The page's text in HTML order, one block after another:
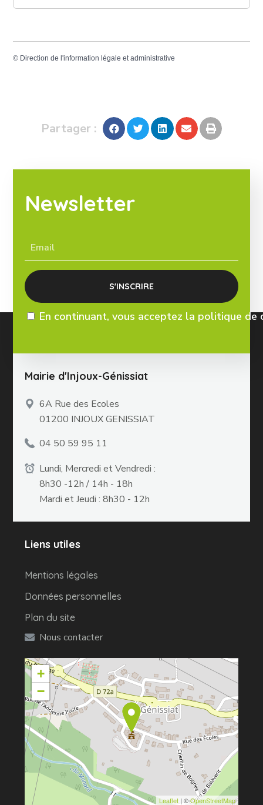
© Direction de l'information légale et administrative
Partager :
Newsletter
En continuant, vous acceptez la politique
Mairie d'Injoux-Génissiat
6A Rue des Ecoles
01200 INJOUX GENISSIAT
04 50 59 95 11
Lundi, Mercredi et Vendredi :
8h30 -12h / 14h - 18h
Mardi et Jeudi : 8h30 - 12h
Liens utiles
Mentions légales
Données personnelles
Plan du site
Nous contacter
+
−
Leaflet| ©OpenStreetMap